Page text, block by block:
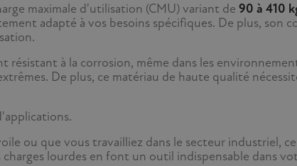
maximale d'utilisation (CMU) variant de 90 à 410
adapté à vos besoins spécifiques. De plus, son
à la corrosion, même dans les
De plus, ce matériau de haute qualité
ou que vous travailliez dans le secteur industriel,
lourdes en font un outil indispensable dans